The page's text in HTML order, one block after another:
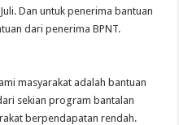
Dan untuk penerima bantuan
dari penerima BPNT.
masyarakat adalah bantuan
sekian program bantalan
berpendapatan rendah.